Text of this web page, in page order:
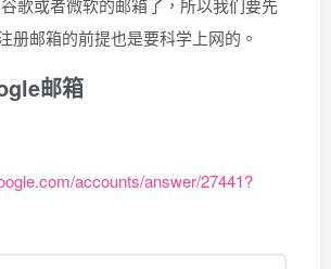
歌或者微软的邮箱了，所以我们要先
册邮箱的前提也是要科学上网的。
邮箱
accounts/answer/27441?